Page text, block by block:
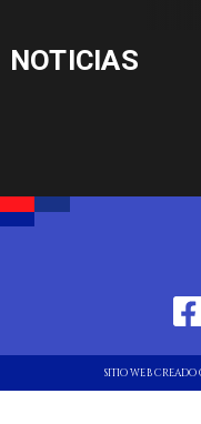
NOTICIAS
SITIO WEB CREADO